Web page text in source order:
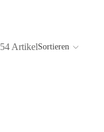
54 ArtikelSortieren